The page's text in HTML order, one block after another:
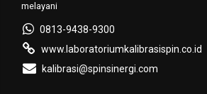
melayani
0813-9438-9300
www.laboratoriumkalibrasispin.co.id
kalibrasi@spinsinergi.com